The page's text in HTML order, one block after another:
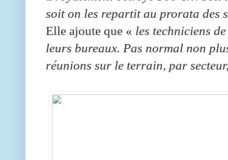
soit on les repartit au prorata des
Elle ajoute que « les techniciens
leurs bureaux. Pas normal non
réunions sur le terrain, par